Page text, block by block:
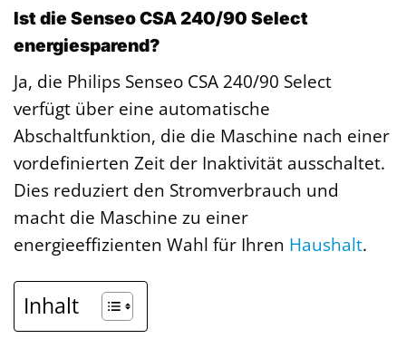
Ist die Senseo CSA 240/90 Select
energiesparend?
Ja, die Philips Senseo CSA 240/90 Select
verfügt über eine automatische
Abschaltfunktion, die die Maschine nach einer
vordefinierten Zeit der Inaktivität ausschaltet.
Dies reduziert den Stromverbrauch und
macht die Maschine zu einer
energieeffizienten Wahl für Ihren Haushalt.
Inhalt